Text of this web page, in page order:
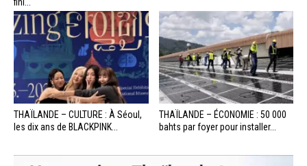
THAÏLANDE – CULTURE : À Séoul,
les dix ans de BLACKPINK...
THAÏLANDE – ÉCONOMIE : 50 000
bahts par foyer pour installer...